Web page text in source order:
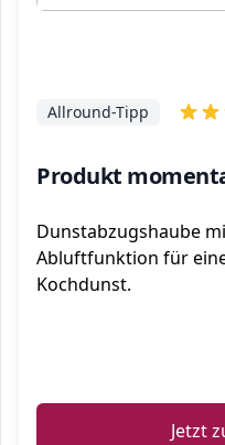
Produkt
Allround-Tipp
Dunstabzugshaube
Abluftfunktion für
Kochdunst.
Jetzt